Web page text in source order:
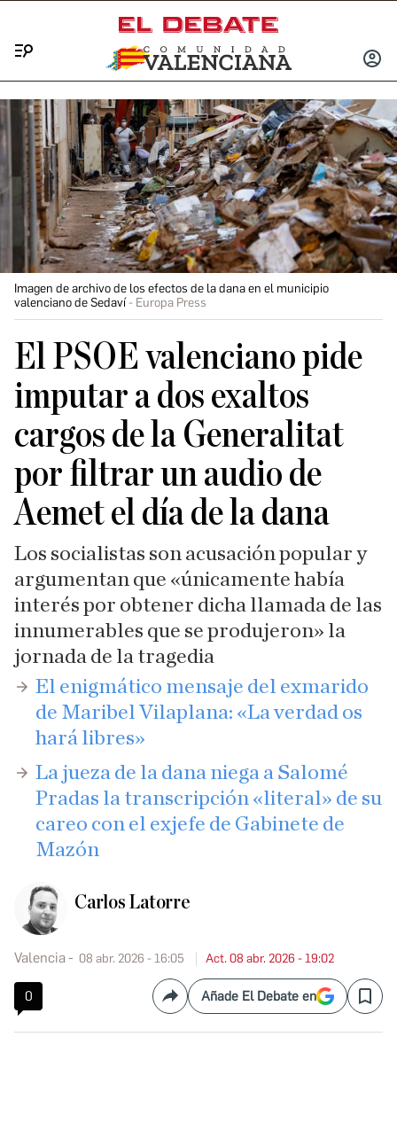
INICIAR
Imagen de archivo de los efectos de la dana en el municipio
valenciano de Sedaví
Europa Press
El PSOE valenciano pide
imputar a dos exaltos
cargos de la Generalitat
por filtrar un audio de
Aemet el día de la dana
Los socialistas son acusación popular y
argumentan que «únicamente había
interés por obtener dicha llamada de las
innumerables que se produjeron» la
jornada de la tragedia
​El enigmático mensaje del exmarido
de Maribel Vilaplana: «La verdad os
hará libres»
La jueza de la dana niega a Salomé
Pradas la transcripción «literal» de su
careo con el exjefe de Gabinete de
Mazón
Carlos Latorre
Valencia 08 abr. 2026 - 16:05 Act. 08 abr. 2026 - 19:02
0 CompartirAñade El Debate en Save